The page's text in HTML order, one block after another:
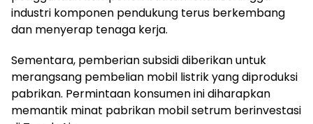
industri komponen pendukung terus berkembang
dan menyerap tenaga kerja.
Sementara, pemberian subsidi diberikan untuk
merangsang pembelian mobil listrik yang diproduksi
pabrikan. Permintaan konsumen ini diharapkan
memantik minat pabrikan mobil setrum berinvestasi